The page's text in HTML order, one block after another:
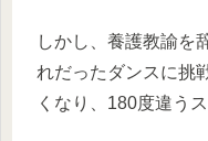
しかし、養護教諭を
れだったダンスに挑
くなり、180度違う